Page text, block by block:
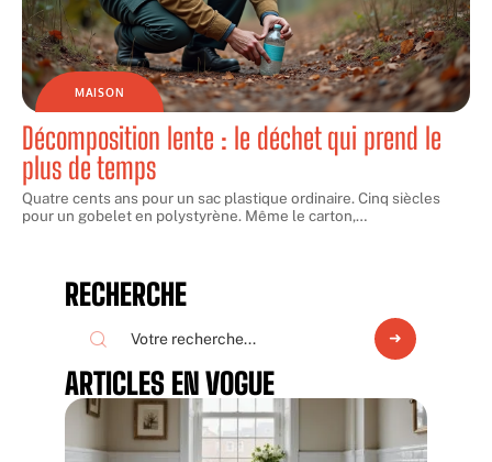
MAISON
Décomposition lente : le déchet qui prend le
plus de temps
Quatre cents ans pour un sac plastique ordinaire. Cinq siècles
pour un gobelet en polystyrène. Même le carton,…
RECHERCHE
ARTICLES EN VOGUE